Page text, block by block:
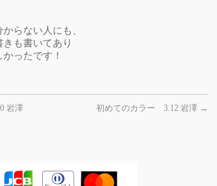
らない人にも、
きも書いてあり
ったです！
岩澤 初めてのカラー 3.12 岩澤 →